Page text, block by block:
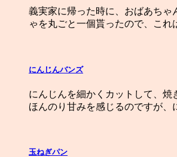
義実家に帰った時に、おばあちゃ
ゃを丸ごと一個貰ったので、こ
にんじんバンズ
にんじんを細かくカットして、焼
ほんのり甘みを感じるのですが
玉ねぎパン